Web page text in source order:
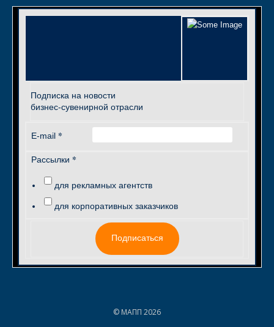
Подписка на новости
бизнес-сувенирной отрасли
E-mail *
Рассылки *
для рекламных агентств
для корпоративных заказчиков
Подписаться
© МАПП 2026